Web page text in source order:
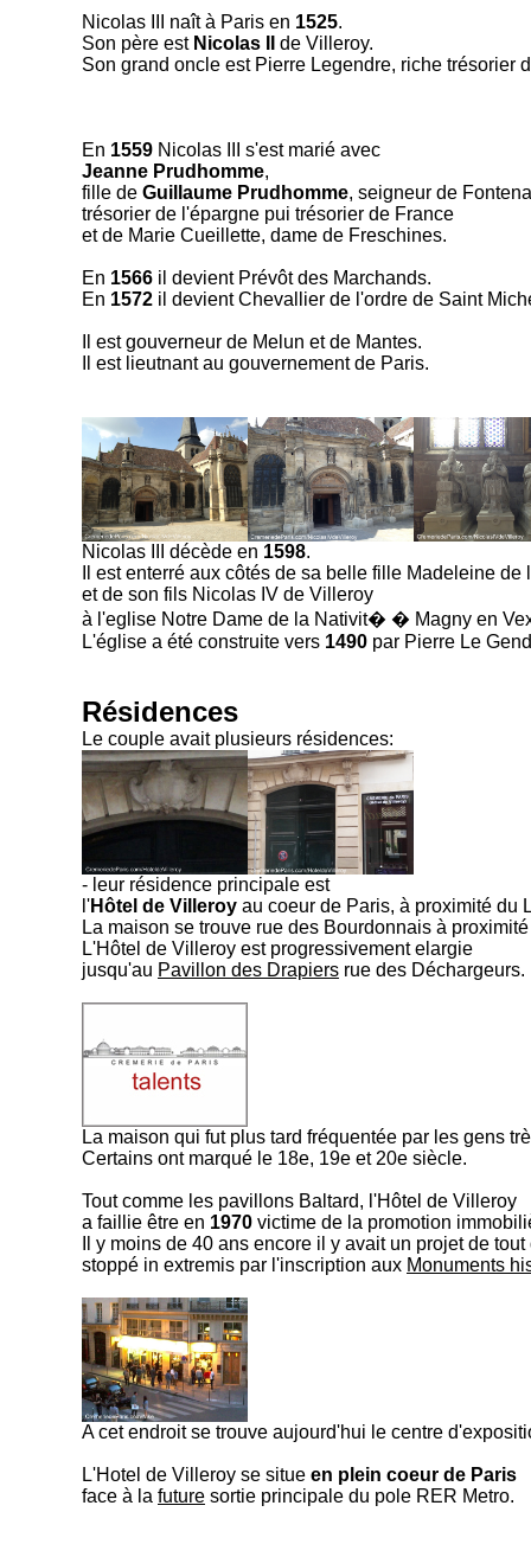
Nicolas III naît à Paris en 1525.
Son père est Nicolas II de Villeroy.
Son grand oncle est Pierre Legendre, riche trésorier
En 1559 Nicolas III s'est marié avec
Jeanne Prudhomme,
fille de Guillaume Prudhomme, seigneur de
trésorier de l'épargne pui trésorier de France
et de Marie Cueillette, dame de Freschines.
En 1566 il devient Prévôt des Marchands.
En 1572 il devient Chevallier de l'ordre de Saint
Il est gouverneur de Melun et de Mantes.
Il est lieutnant au gouvernement de Paris.
Nicolas III décède en 1598.
Il est enterré aux côtés de sa belle fille Madeleine
et de son fils Nicolas IV de Villeroy
à l'eglise Notre Dame de la Nativit� � Magny en
L'église a été construite vers 1490 par Pierre Le
Résidences
Le couple avait plusieurs résidences:
- leur résidence principale est
l'Hôtel de Villeroy au coeur de Paris, à proximité du
La maison se trouve rue des Bourdonnais à
L'Hôtel de Villeroy est progressivement elargie
jusqu'au Pavillon des Drapiers rue des Déchargeurs.
La maison qui fut plus tard fréquentée par les gens
Certains ont marqué le 18e, 19e et 20e siècle.
Tout comme les pavillons Baltard, l'Hôtel de Villeroy
a faillie être en 1970 victime de la promotion
Il y moins de 40 ans encore il y avait un projet de
stoppé in extremis par l'inscription aux Monuments
A cet endroit se trouve aujourd'hui le centre
L'Hotel de Villeroy se situe en plein coeur de Paris
face à la future sortie principale du pole RER Metro.